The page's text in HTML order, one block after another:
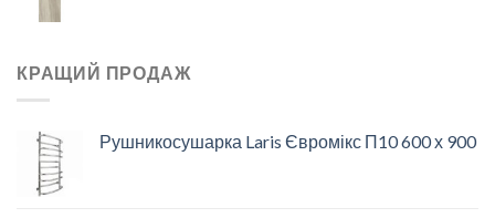
КРАЩИЙ ПРОДАЖ
Рушникосушарка Laris Євромікс П10 600 х 900